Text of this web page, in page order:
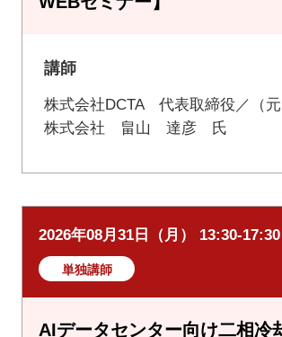
講師
株式会社DCTA 代表取締役／（
株式会社 畠山 達彦 氏
2026年08月31日（月） 13:30-17:30
単独講師
AIデータセンター向け二相冷